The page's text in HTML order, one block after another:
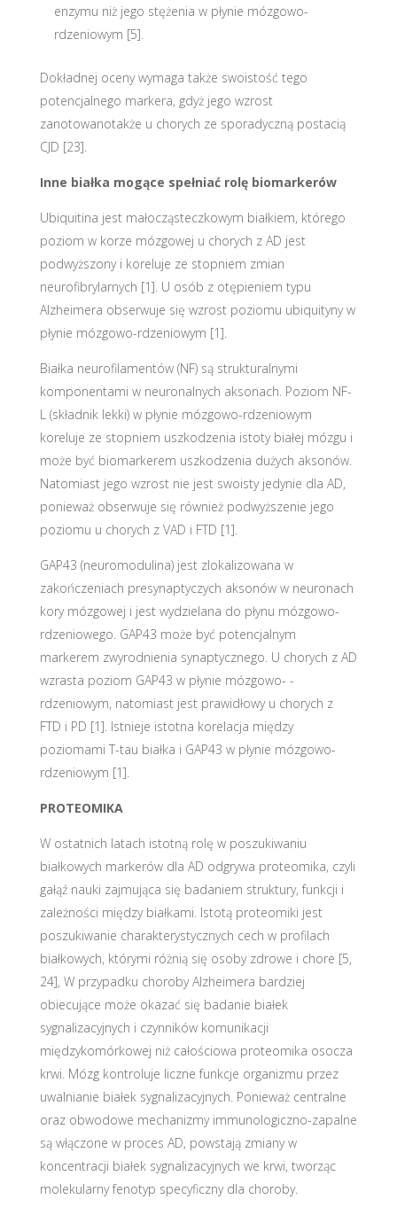
enzymu niż jego stężenia w płynie mózgowo-
rdzeniowym [5].
Dokładnej oceny wymaga także swoistość tego
potencjalnego markera, gdyż jego wzrost
zanotowanotakże u chorych ze sporadyczną postacią
CJD [23].
Inne białka mogące spełniać rolę biomarkerów
Ubiquitina jest małocząsteczkowym białkiem, którego
poziom w korze mózgowej u chorych z AD jest
podwyższony i koreluje ze stopniem zmian
neurofibrylarnych [1]. U osób z otępieniem typu
Alzheimera obserwuje się wzrost poziomu ubiquityny w
płynie mózgowo-rdzeniowym [1].
Białka neurofilamentów (NF) są strukturalnymi
komponentami w neuronalnych aksonach. Poziom NF-
L (składnik lekki) w płynie mózgowo-rdzeniowym
koreluje ze stopniem uszkodzenia istoty białej mózgu i
może być biomarkerem uszkodzenia dużych aksonów.
Natomiast jego wzrost nie jest swoisty jedynie dla AD,
ponieważ obserwuje się również podwyższenie jego
poziomu u chorych z VAD i FTD [1].
GAP43 (neuromodulina) jest zlokalizowana w
zakończeniach presynaptyczych aksonów w neuronach
kory mózgowej i jest wydzielana do płynu mózgowo-
rdzeniowego. GAP43 może być potencjalnym
markerem zwyrodnienia synaptycznego. U chorych z AD
wzrasta poziom GAP43 w płynie mózgowo- -
rdzeniowym, natomiast jest prawidłowy u chorych z
FTD i PD [1]. Istnieje istotna korelacja między
poziomami T-tau białka i GAP43 w płynie mózgowo-
rdzeniowym [1].
PROTEOMIKA
W ostatnich latach istotną rolę w poszukiwaniu
białkowych markerów dla AD odgrywa proteomika, czyli
gałąź nauki zajmująca się badaniem struktury, funkcji i
zależności między białkami. Istotą proteomiki jest
poszukiwanie charakterystycznych cech w profilach
białkowych, którymi różnią się osoby zdrowe i chore [5,
24], W przypadku choroby Alzheimera bardziej
obiecujące może okazać się badanie białek
sygnalizacyjnych i czynników komunikacji
międzykomórkowej niż całościowa proteomika osocza
krwi. Mózg kontroluje liczne funkcje organizmu przez
uwalnianie białek sygnalizacyjnych. Ponieważ centralne
oraz obwodowe mechanizmy immunologiczno-zapalne
są włączone w proces AD, powstają zmiany w
koncentracji białek sygnalizacyjnych we krwi, tworząc
molekularny fenotyp specyficzny dla choroby.